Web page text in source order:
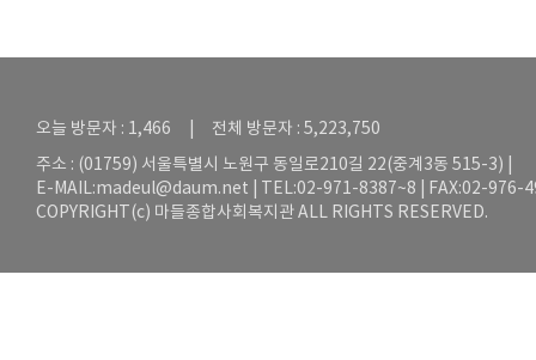
오늘 방문자 : 1,466 | 전체 방문자 : 5,223,750
주소 : (01759) 서울특별시 노원구 동일로210길 22(중계3동 515-3) |
E-MAIL:madeul@daum.net | TEL:02-971-8387~8 | FAX:02-976-
COPYRIGHT(c) 마들종합사회복지관 ALL RIGHTS RESERVED.